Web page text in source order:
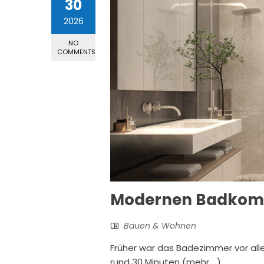
30
2026
NO
COMMENTS
Modernen
Bauen & Wohnen
Früher war das Badezimmer vor